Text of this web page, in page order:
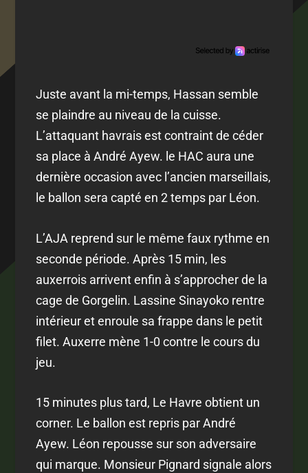
Juste avant la mi-temps, Hassan semble
se plaindre au niveau de la cuisse.
L’attaquant havrais est contraint de céder
sa place à André Ayew. le HAC aura une
dernière occasion avec l’ancien marseillais,
le ballon sera capté en 2 temps par Léon.
L’AJA reprend sur le même faux rythme en
seconde période. Après 15 min, les
auxerrois arrivent enfin à s’approcher de la
cage de Gorgelin. Lassine Sinayoko rentre
intérieur et enroule sa frappe dans le petit
filet. Auxerre mène 1-0 contre le cours du
jeu.
15 minutes plus tard, Le Havre obtient un
corner. Le ballon est repris par André
Ayew. Léon repousse sur son adversaire
qui marque. Monsieur Pignard signale alors